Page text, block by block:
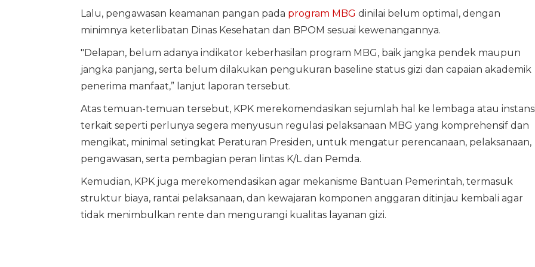
Lalu, pengawasan keamanan pangan pada program MBG dinilai belum optimal, dengan
minimnya keterlibatan Dinas Kesehatan dan BPOM sesuai kewenangannya.
"Delapan, belum adanya indikator keberhasilan program MBG, baik jangka pendek maupun
jangka panjang, serta belum dilakukan pengukuran baseline status gizi dan capaian akademik
penerima manfaat,” lanjut laporan tersebut.
Atas temuan-temuan tersebut, KPK merekomendasikan sejumlah hal ke lembaga atau
terkait seperti perlunya segera menyusun regulasi pelaksanaan MBG yang komprehensif dan
mengikat, minimal setingkat Peraturan Presiden, untuk mengatur perencanaan, pelaksanaan,
pengawasan, serta pembagian peran lintas K/L dan Pemda.
Kemudian, KPK juga merekomendasikan agar mekanisme Bantuan Pemerintah, termasuk
struktur biaya, rantai pelaksanaan, dan kewajaran komponen anggaran ditinjau kembali agar
tidak menimbulkan rente dan mengurangi kualitas layanan gizi.